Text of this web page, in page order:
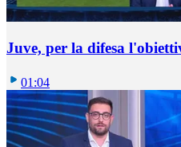
Juve, per la difesa
01:04